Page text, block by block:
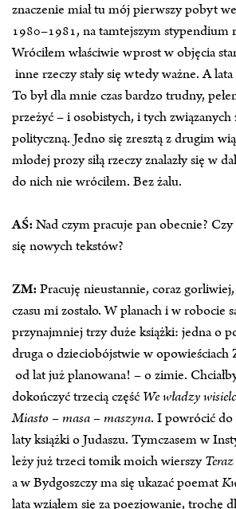
znaczenie miał tu mój pierwszy pobyt
1980–1981, na tamtejszym stypendium
Wróciłem właściwie wprost w objęcia
inne rzeczy stały się wtedy ważne. A
To był dla mnie czas bardzo trudny,
przeżyć – i osobistych, i tych związanych
polityczną. Jedno się zresztą z drugim
młodej prozy siłą rzeczy znalazły się w
do nich nie wróciłem. Bez żalu.
AŚ: Nad czym pracuje pan obecnie?
się nowych tekstów?
ZM: Pracuję nieustannie, coraz
czasu mi zostało. W planach i w robocie
przynajmniej trzy duże książki: jedna o
druga o dzieciobójstwie w opowieściach
od lat już planowana! – o zimie.
dokończyć trzecią część We władzy
Miasto – masa – maszyna. I powrócić do
laty książki o Judaszu. Tymczasem w
leży już trzeci tomik moich wierszy
a w Bydgoszczy ma się ukazać poemat
lata wziąłem się za poezjowanie, trochę